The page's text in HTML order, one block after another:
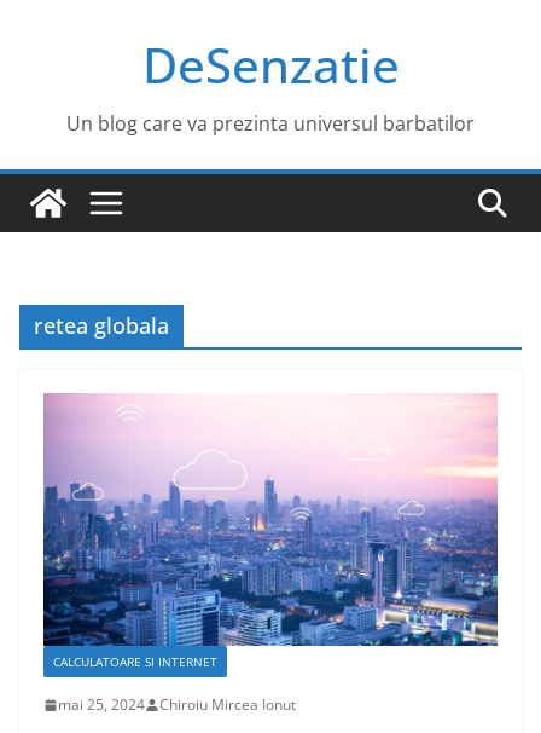
DeSenzatie
Un blog care va prezinta universul barbatilor
retea globala
CALCULATOARE SI INTERNET
mai 25, 2024 Chiroiu Mircea Ionut